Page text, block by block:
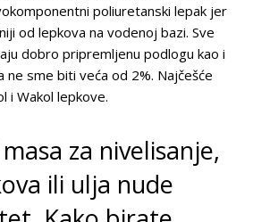
poliuretanski lepak jer
od lepkova na vodenoj bazi. Sve
dobro pripremljenu podlogu kao i
ne sme biti veća od 2%. Najčešće
i Wakol lepkove.
za nivelisanje,
ili ulja nude